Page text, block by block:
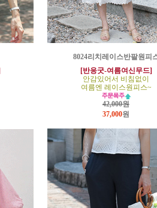
8024리치레이스반팔원피
[반응굿-여름여신무드]
안감있어서 비침없이
여름엔 레이스원피스~
42,000원
37,000원